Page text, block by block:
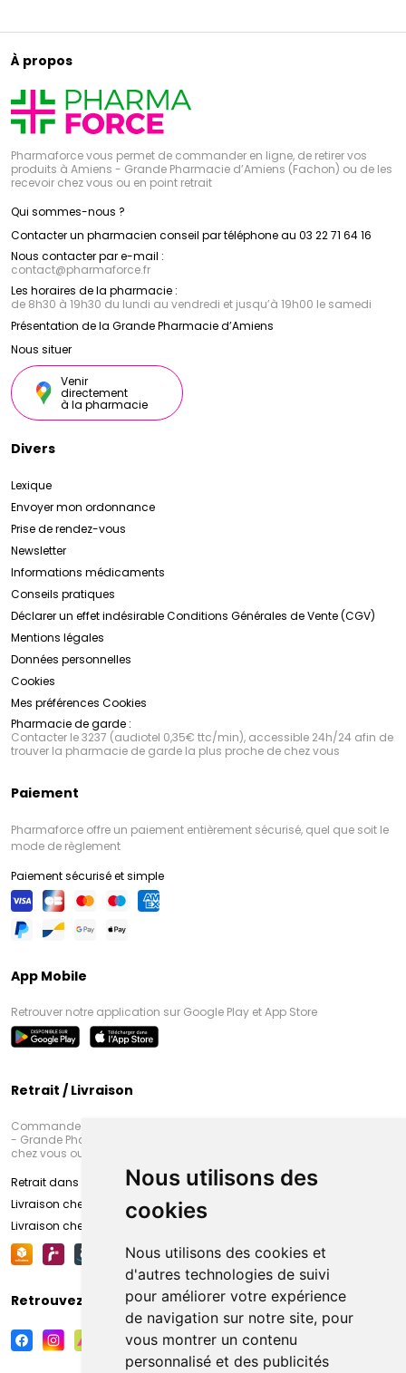
Nous utilisons des
cookies
Nous utilisons des cookies et
d'autres technologies de suivi
pour améliorer votre expérience
de navigation sur notre site, pour
vous montrer un contenu
personnalisé et des publicités
À propos
Pharmaforce vous permet de commander en ligne, de retirer vos
produits à Amiens - Grande Pharmacie d’Amiens (Fachon) ou de les
recevoir chez vous ou en point retrait
Qui sommes-nous ?
Contacter un pharmacien conseil par téléphone au 03 22 71 64 16
Nous contacter par e-mail :
contact@pharmaforce.fr
Les horaires de la pharmacie :
de 8h30 à 19h30 du lundi au vendredi et jusqu’à 19h00 le samedi
Présentation de la Grande Pharmacie d’Amiens
Nous situer
Venir
directement
à la pharmacie
Divers
Lexique
Envoyer mon ordonnance
Prise de rendez-vous
Newsletter
Informations médicaments
Conseils pratiques
Déclarer un effet indésirableConditions Générales de Vente (CGV)
Mentions légales
Données personnelles
Cookies
Mes préférences Cookies
Pharmacie de garde :
Contacter le 3237 (audiotel 0,35€ ttc/min), accessible 24h/24 afin de
trouver la pharmacie de garde la plus proche de chez vous
Paiement
Pharmaforce offre un paiement entièrement sécurisé, quel que soit le
mode de règlement
Paiement sécurisé et simple
App Mobile
Retrouver notre application sur Google Play et App Store
Retrait / Livraison
Commandez en ligne et venez chercher votre commande à Amiens
- Grande Pharmacie d’Amiens (Fachon) ou recevez-là rapidement
chez vous ou en point retrait
Retrait dans la pharmacie d’Amiens
Livraison chez vous
Livraison chez votre commerçant
Retrouvez-nous sur vos réseaux sociaux